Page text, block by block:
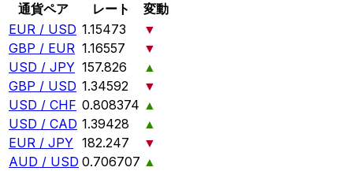
通貨ペア レート
変動
EUR / USD 1.15473
▼
GBP / EUR 1.16557
▼
USD / JPY 157.826
▲
GBP / USD 1.34592
▼
USD / CHF 0.808374 ▲
USD / CAD 1.39428
▲
EUR / JPY 182.247
▼
AUD / USD 0.706707 ▲